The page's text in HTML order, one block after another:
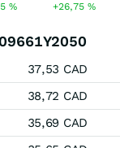
% +26,75 %
37,53 CAD
38,72 CAD
35,69 CAD